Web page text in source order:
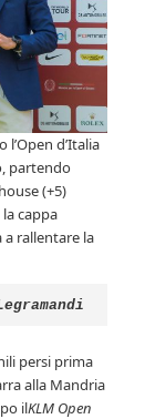
d’Italia
partendo
(+5)
cappa
a rallentare la
persi prima
alla Mandria
ilKLM Open